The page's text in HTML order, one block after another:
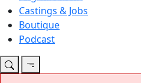
Castings & Jobs
Boutique
Podcast